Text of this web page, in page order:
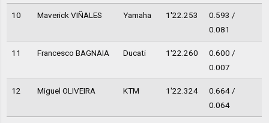
10 Maverick VIÑALES Yamaha 1'22.253
0.593 /
0.081
11 Francesco BAGNAIA Ducati 1'22.260
0.600 /
0.007
12 Miguel OLIVEIRA KTM 1'22.324
0.664 /
0.064